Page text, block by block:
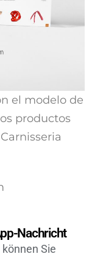
el modelo de
productos
Nachricht
Sie